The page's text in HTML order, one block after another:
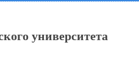
университета